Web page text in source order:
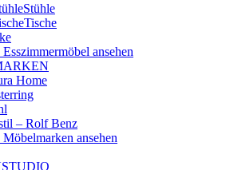
Stühle
Tische
ansehen
Home
– Rolf Benz
ansehen